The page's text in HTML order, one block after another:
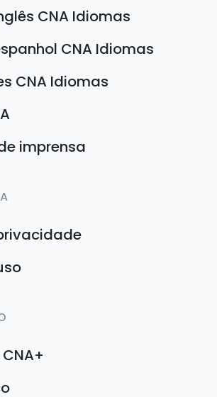
CNA Idiomas
CNA Idiomas
CNA Idiomas
imprensa